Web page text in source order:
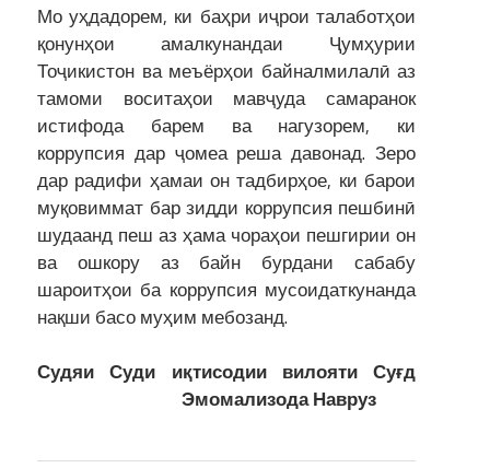
Мо уҳдадорем, ки баҳри иҷрои талаботҳои
қонунҳои амалкунандаи Ҷумҳурии
Тоҷикистон ва меъёрҳои байналмилалӣ аз
тамоми воситаҳои мавҷуда самаранок
истифода барем ва нагузорем, ки
коррупсия дар ҷомеа реша давонад. Зеро
дар радифи ҳамаи он тадбирҳое, ки барои
муқовиммат бар зидди коррупсия пешбинӣ
шудаанд пеш аз ҳама чораҳои пешгирии он
ва ошкору аз байн бурдани сабабу
шароитҳои ба коррупсия мусоидаткунанда
нақши басо муҳим мебозанд.
Судяи Суди иқтисодии вилояти Суғд
Эмомализода Навруз